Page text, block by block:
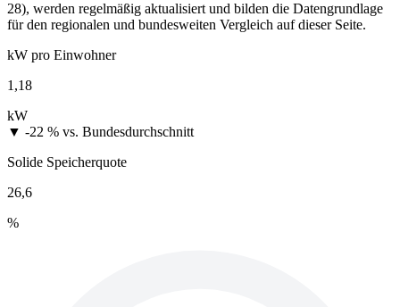
28), werden regelmäßig aktualisiert und bilden die Datengrundlage
für den regionalen und bundesweiten Vergleich auf dieser Seite.
kW pro Einwohner
1,18
kW
▼ -22 % vs. Bundesdurchschnitt
Solide Speicherquote
26,6
%